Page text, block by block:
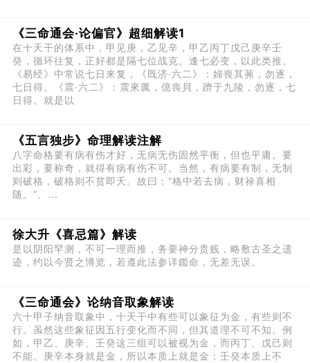
《三命通会·论偏官》超细解读1
在十天干的体系中，甲见庚，乙见辛，甲乙丙丁戊己庚辛壬
癸，循环往复，正好都是隔七位战克。逢七必变，以此类推。
《易经》中常说七日来复，《既济·六二》：婦喪其茀，勿逐，
七日得。《震·六二》：震來厲，億喪貝，躋于九陵，勿逐，七
日得。就是以
《五言独步》命理解读注解
八字命格要有病有伤才好，无病无伤固然平衡，但也平庸。要
出彩，要称奇，就得有病有伤不可。当然，有病要有制，无制
则破格，破格则不贫即夭。故曰：“格中若去病，财禄喜相
随。”、...
徐大升《喜忌篇》解读
是以阴阳罕测，不可一理而推，务要神分贵贱，略敷古圣之遗
迹，约以今贤之博览，若遵此法参详鑑命，无差无误。
《三命通会》论纳音取象解读
六十甲子纳音取象中，十天干中有些可以象征为金，有些则不
行。虽然这些象征因五行变化而不同，但其道理不可不知。例
如，甲乙、庚辛、壬癸这三组可以被视为金，而丙丁、戊己则
不能。庚辛本身就是金，所以本质上就是金；壬癸本质上不